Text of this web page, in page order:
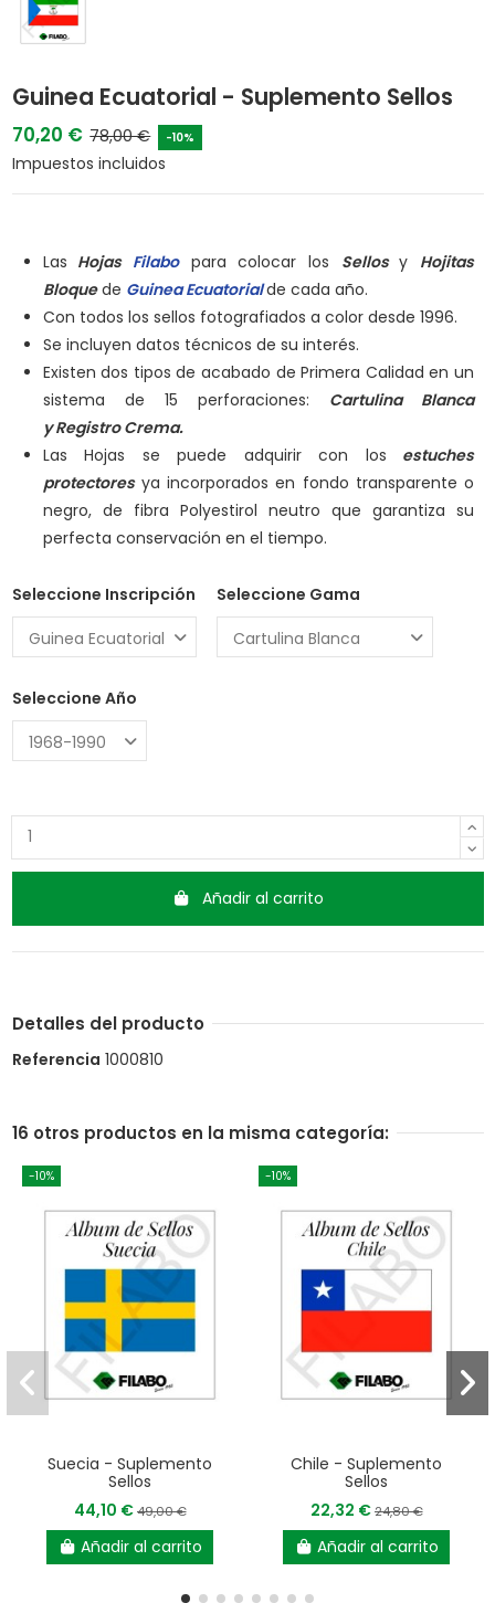
Guinea Ecuatorial - Suplemento Sellos
70,20 € 78,00 € -10%
Impuestos incluidos
Las Hojas Filabo para colocar los Sellos y Hojitas
Bloquede Guinea Ecuatorialde cada año.
Con todos los sellos fotografiados a color desde 1996.
Se incluyen datos técnicos de su interés.
Existen dos tipos de acabado de Primera Calidad en un
sistema de 15 perforaciones: Cartulina Blanca
yRegistro Crema.
Las Hojas se puede adquirir con los estuches
protectoresya incorporados en fondo transparente o
negro, de fibra Polyestirol neutro que garantiza su
perfecta conservación en el tiempo.
Seleccione Inscripción Seleccione Gama
Seleccione Año
Añadir al carrito
Detalles del producto
Referencia 1000810
16 otros productos en la misma categoría:
-10%
Suecia - Suplemento
Sellos
44,10 €49,00 €
Añadir al carrito
-10%
Chile - Suplemento
Sellos
22,32 €24,80 €
Añadir al carrito